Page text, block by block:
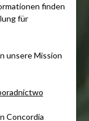
finden
für
unsere Mission
Concordia